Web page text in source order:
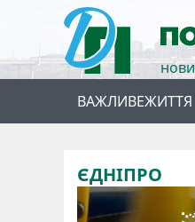
ВАЖЛИВЕ
ЄДНІПРО